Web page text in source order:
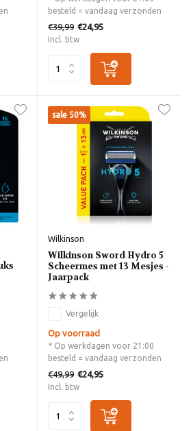
besteld = vandaag verzonden
€39,99 €24,95
Incl. btw
sale 50%
Wilkinson
Wilkinson Sword Hydro 5
Scheermes met 13 Mesjes -
Jaarpack
Vergelijk
Op voorraad
* Op werkdagen voor 21:00
besteld = vandaag verzonden
€49,99 €24,95
Incl. btw